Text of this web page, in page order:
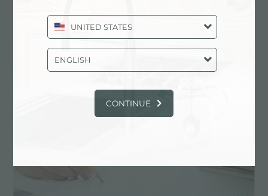
以下所有内容 标记为： 定制的电子
服务: 定制的电子
UNITED STATES
ENGLISH
CONTINUE